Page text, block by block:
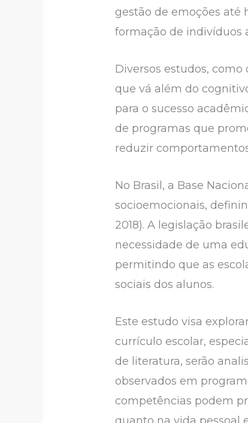
gestão de emoções até
formação de indivíduos
Diversos estudos, como
que vá além do
para o sucesso
de programas que
reduzir
No Brasil, a Base
socioemocionais,
2018). A legislação
necessidade de uma
permitindo que as
sociais dos alunos.
Este estudo visa
currículo escolar,
de literatura, serão
observados em
competências podem